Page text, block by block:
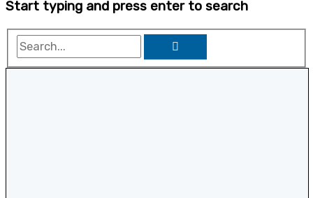
Start typing and press enter to search